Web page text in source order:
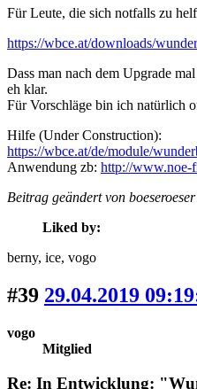
Für Leute, die sich notfalls zu
https://wbce.at/downloads/
Dass man nach dem Upgrade
eh klar.
Für Vorschläge bin ich natürlich
Hilfe (Under Construction):
https://wbce.at/de/module/
Anwendung zb: http://www.noe-
Beitrag geändert von
Liked by:
berny, ice, vogo
#39 29.04.2019
vogo
Mitglied
Re: In Entwicklung: